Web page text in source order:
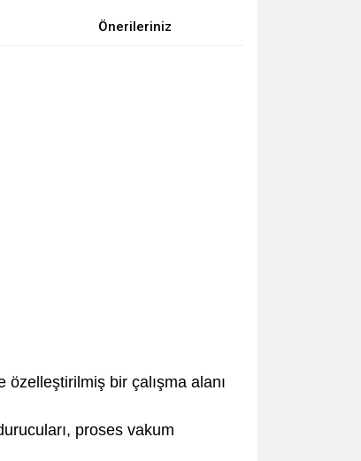
Önerileriniz
bir çalışma alanı
proses vakum